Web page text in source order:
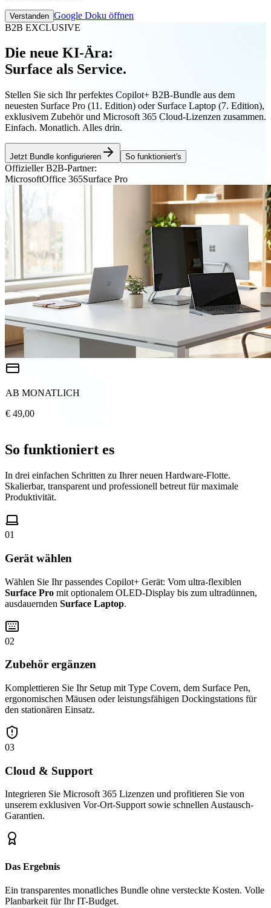
Verstanden Google Doku öffnen
B2B EXCLUSIVE
Die neue KI-Ära:
Surface als Service.
Stellen Sie sich Ihr perfektes Copilot+ B2B-Bundle aus dem
neuesten Surface Pro (11. Edition) oder Surface Laptop (7. Edition),
exklusivem Zubehör und Microsoft 365 Cloud-Lizenzen zusammen.
Einfach. Monatlich. Alles drin.
Jetzt Bundle konfigurieren So funktioniert's
Offizieller B2B-Partner:
MicrosoftOffice 365Surface Pro
AB MONATLICH
€ 49,00
So funktioniert es
In drei einfachen Schritten zu Ihrer neuen Hardware-Flotte.
Skalierbar, transparent und professionell betreut für maximale
Produktivität.
01
Gerät wählen
Wählen Sie Ihr passendes Copilot+ Gerät: Vom ultra-flexiblen
Surface Pro mit optionalem OLED-Display bis zum ultradünnen,
ausdauernden Surface Laptop.
02
Zubehör ergänzen
Komplettieren Sie Ihr Setup mit Type Covern, dem Surface Pen,
ergonomischen Mäusen oder leistungsfähigen Dockingstations für
den stationären Einsatz.
03
Cloud & Support
Integrieren Sie Microsoft 365 Lizenzen und profitieren Sie von
unserem exklusiven Vor-Ort-Support sowie schnellen Austausch-
Garantien.
Das Ergebnis
Ein transparentes monatliches Bundle ohne versteckte Kosten. Volle
Planbarkeit für Ihr IT-Budget.